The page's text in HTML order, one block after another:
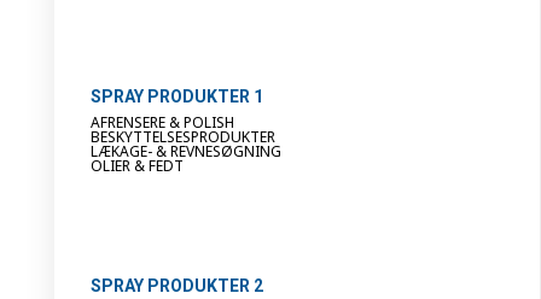
SPRAY PRODUKTER 1
AFRENSERE & POLISH
BESKYTTELSESPRODUKTER
LÆKAGE- & REVNESØGNING
OLIER & FEDT
SPRAY PRODUKTER 2